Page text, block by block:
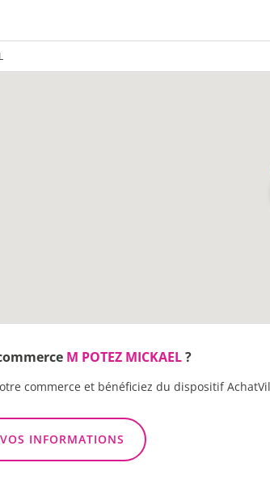
M POTEZ MICKAEL?
commerce et bénéficiez du dispositif
INFORMATIONS